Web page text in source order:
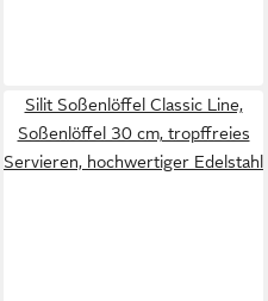
Silit Soßenlöffel Classic Line,
Soßenlöffel 30 cm, tropffreies
Servieren, hochwertiger Edelstahl